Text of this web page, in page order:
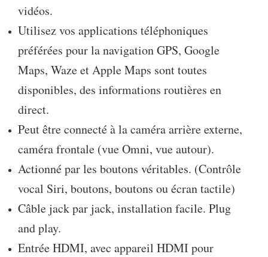
vidéos.
Utilisez vos applications téléphoniques
préférées pour la navigation GPS, Google
Maps, Waze et Apple Maps sont toutes
disponibles, des informations routières en
direct.
Peut être connecté à la caméra arrière externe,
caméra frontale (vue Omni, vue autour).
Actionné par les boutons véritables. (Contrôle
vocal Siri, boutons, boutons ou écran tactile)
Câble jack par jack, installation facile. Plug
and play.
Entrée HDMI, avec appareil HDMI pour